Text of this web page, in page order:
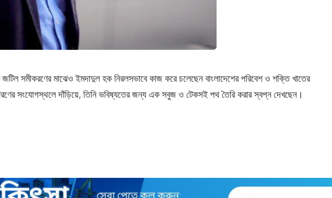
সমীকরণের মাঝেও ইমদাদুল হক নিরলসভাবে কাজ করে চলেছেন বাংলাদেশের পরিবেশ ও শক্তি খাতের
সংযোগস্থলে দাঁড়িয়ে, তিনি ভবিষ্যতের জন্য এক সবুজ ও টেকসই পথ তৈরি করার স্বপ্ন দেখছেন।